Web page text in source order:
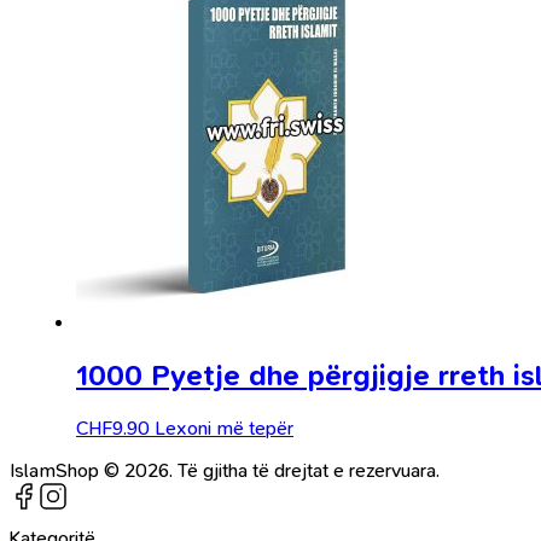
1000 Pyetje dhe përgjigje rreth
CHF9.90 Lexoni më tepër
IslamShop © 2026. Të gjitha të drejtat e rezervuara.